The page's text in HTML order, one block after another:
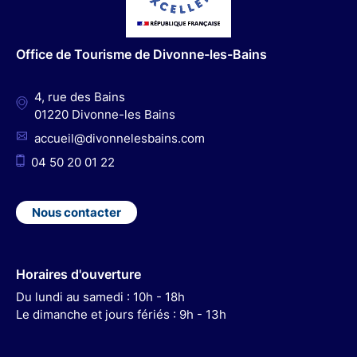
o
k
g
r
a
b
e
I
n
Office de Tourisme de Divonne-les-Bains
4, rue des Bains
01220 Divonne-les Bains
accueil@divonnelesbains.com
04 50 20 01 22
Nous contacter
Horaires d'ouverture
Du lundi au samedi : 10h - 18h
Le dimanche et jours fériés : 9h - 13h